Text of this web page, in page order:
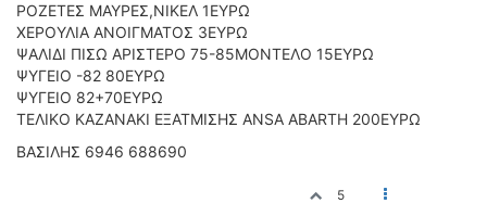
ΡΟΖΕΤΕΣ ΜΑΥΡΕΣ,ΝΙΚΕΛ 1ΕΥΡΩ
ΧΕΡΟΥΛΙΑ ΑΝΟΙΓΜΑΤΟΣ 3ΕΥΡΩ
ΨΑΛΙΔΙ ΠΙΣΩ ΑΡΙΣΤΕΡΟ 75-85ΜΟΝΤΕΛΟ 15ΕΥΡΩ
ΨΥΓΕΙΟ -82 80ΕΥΡΩ
ΨΥΓΕΙΟ 82+70ΕΥΡΩ
ΤΕΛΙΚΟ ΚΑΖΑΝΑΚΙ ΕΞΑΤΜΙΣΗΣ ANSA ABARTH 200EYΡΩ
BAΣΙΛΗΣ 6946 688690
5